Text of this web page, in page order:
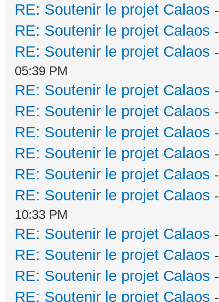
RE: Soutenir le projet Calaos
RE: Soutenir le projet Calaos
RE: Soutenir le projet Calaos
05:39 PM
RE: Soutenir le projet Calaos
RE: Soutenir le projet Calaos
RE: Soutenir le projet Calaos
RE: Soutenir le projet Calaos
RE: Soutenir le projet Calaos
RE: Soutenir le projet Calaos
10:33 PM
RE: Soutenir le projet Calaos
RE: Soutenir le projet Calaos
RE: Soutenir le projet Calaos
RE: Soutenir le projet Calaos